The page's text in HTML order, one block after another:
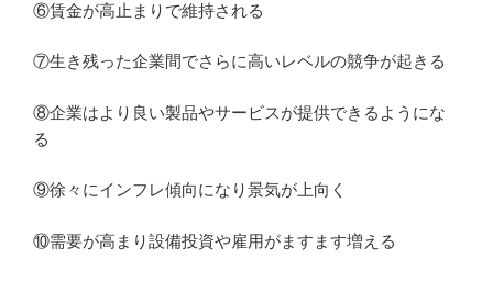
⑥賃金が高止まりで維持される
⑦生き残った企業間でさらに高いレベルの競争が起きる
⑧企業はより良い製品やサービスが提供できるようにな
る
⑨徐々にインフレ傾向になり景気が上向く
⑩需要が高まり設備投資や雇用がますます増える